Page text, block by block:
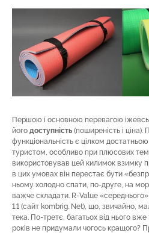
Першою і основною перевагою
його доступність (поширеність і
функціональність є цілком
туристом, особливо при плюсових
використовував цей килимок взимку
в цих умовах він перестає бути
ньому холодно спати, по-друге, на
важче складати. R-Value
1.1 (сайт kombrig. Net), що, звичайно,
тека. По-третє, багатьох від нього вже
років не придумали чогось кращого?